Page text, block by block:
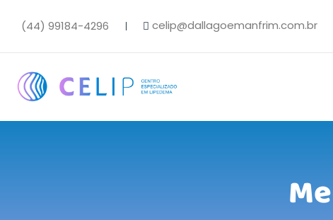
(44) 99184-4296 celip@dallagoemanfrim.com.br